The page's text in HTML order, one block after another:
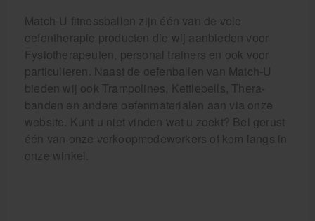
Match-U fitnessballen zijn één van de vele
oefentherapie producten die wij aanbieden voor
Fysiotherapeuten, personal trainers en ook voor
particulieren. Naast de oefenballen van Match-U
bieden wij ook Trampolines, Kettlebells, Thera-
banden en andere oefenmaterialen aan via onze
website. Kunt u niet vinden wat u zoekt? Bel gerust
één van onze verkoopmedewerkers of kom langs in
onze winkel.